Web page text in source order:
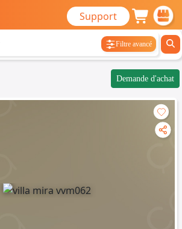
Support
Filtre avancé
Demande d'achat